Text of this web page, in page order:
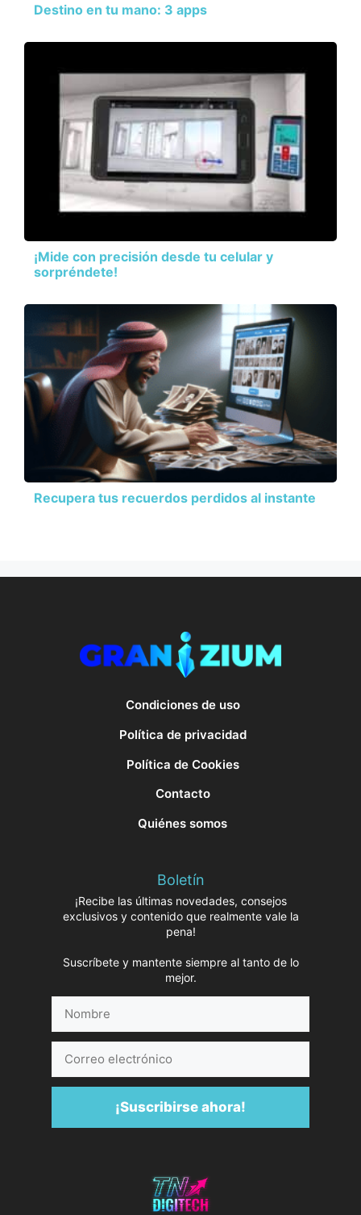
Destino en tu mano: 3 apps
¡Mide con precisión desde tu celular y
sorpréndete!
Recupera tus recuerdos perdidos al instante
Condiciones de uso
Política de privacidad
Política de Cookies
Contacto
Quiénes somos
Boletín
¡Recibe las últimas novedades, consejos
exclusivos y contenido que realmente vale la
pena!
Suscríbete y mantente siempre al tanto de lo
mejor.
electrónico
¡Suscribirse ahora!